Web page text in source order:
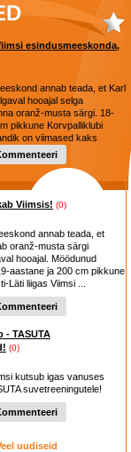
esindusmeeskonda,
annab teada, et Karl
hooajal selga
oranž-musta särgi. 18-
pikkune Korvpalliklubi
on viimased kaks
Viimsis! (0)
annab teada, et
oranž-musta särgi
hooajal. Möödunud
aastane ja 200 cm pikkune
Läti liigas Viimsi ...
- TASUTA
(0)
kutsub igas vanuses
suvetreeningutele!
uudiseid